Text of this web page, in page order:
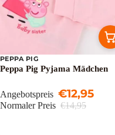
Sale
PEPPA PIG
Peppa Pig Pyjama Mädchen
Angebotspreis €12,95
Normaler Preis €14,95